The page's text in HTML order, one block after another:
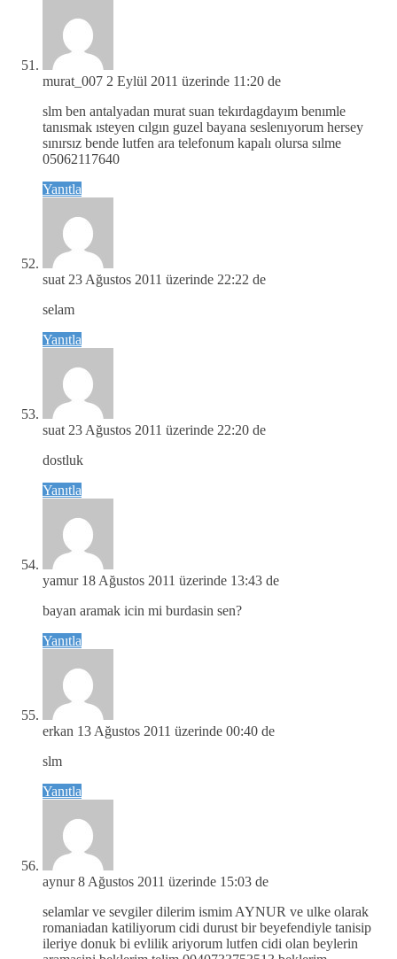
murat_007 2 Eylül 2011 üzerinde 11:20 de
slm ben antalyadan murat suan tekırdagdayım benımle
tanısmak ısteyen cılgın guzel bayana seslenıyorum hersey
sınırsız bende lutfen ara telefonum kapalı olursa sılme
05062117640
Yanıtla
suat 23 Ağustos 2011 üzerinde 22:22 de
selam
Yanıtla
suat 23 Ağustos 2011 üzerinde 22:20 de
dostluk
Yanıtla
yamur 18 Ağustos 2011 üzerinde 13:43 de
bayan aramak icin mi burdasin sen?
Yanıtla
erkan 13 Ağustos 2011 üzerinde 00:40 de
slm
Yanıtla
aynur 8 Ağustos 2011 üzerinde 15:03 de
selamlar ve sevgiler dilerim ismim AYNUR ve ulke olarak
romaniadan katiliyorum cidi durust bir beyefendiyle tanisip
ileriye donuk bi evlilik ariyorum lutfen cidi olan beylerin